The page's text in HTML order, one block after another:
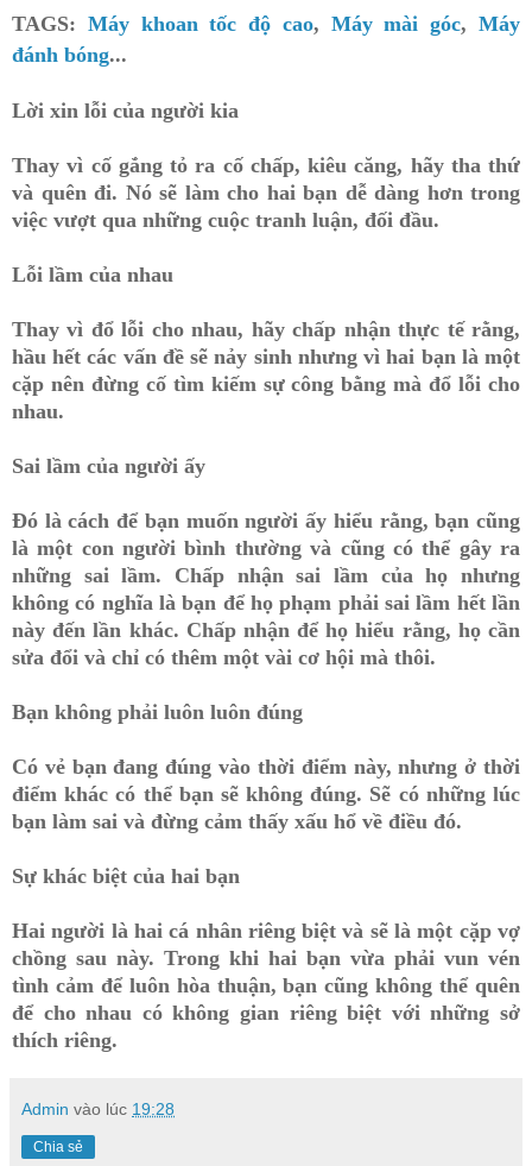
TAGS: Máy khoan tốc độ cao, Máy mài góc,Máy
đánh bóng...
Lời xin lỗi của người kia
Thay vì cố gắng tỏ ra cố chấp, kiêu căng, hãy tha thứ
và quên đi. Nó sẽ làm cho hai bạn dễ dàng hơn trong
việc vượt qua những cuộc tranh luận, đối đầu.
Lỗi lầm của nhau
Thay vì đổ lỗi cho nhau, hãy chấp nhận thực tế rằng,
hầu hết các vấn đề sẽ nảy sinh nhưng vì hai bạn là một
cặp nên đừng cố tìm kiếm sự công bằng mà đổ lỗi cho
nhau.
Sai lầm của người ấy
Đó là cách để bạn muốn người ấy hiểu rằng, bạn cũng
là một con người bình thường và cũng có thể gây ra
những sai lầm. Chấp nhận sai lầm của họ nhưng
không có nghĩa là bạn để họ phạm phải sai lầm hết lần
này đến lần khác. Chấp nhận để họ hiểu rằng, họ cần
sửa đổi và chỉ có thêm một vài cơ hội mà thôi.
Bạn không phải luôn luôn đúng
Có vẻ bạn đang đúng vào thời điểm này, nhưng ở thời
điểm khác có thể bạn sẽ không đúng. Sẽ có những lúc
bạn làm sai và đừng cảm thấy xấu hổ về điều đó.
Sự khác biệt của hai bạn
Hai người là hai cá nhân riêng biệt và sẽ là một cặp vợ
chồng sau này. Trong khi hai bạn vừa phải vun vén
tình cảm để luôn hòa thuận, bạn cũng không thể quên
để cho nhau có không gian riêng biệt với những sở
thích riêng.
Admin vào lúc 19:28
Chia sẻ